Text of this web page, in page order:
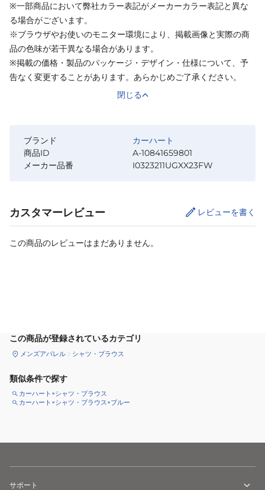
※一部商品において弊社カラー表記がメーカーカラー表記と異な
る場合がございます。
※ブラウザやお使いのモニター環境により、掲載画像と実際の商
品の色味が若干異なる場合があります。
※掲載の価格・製品のパッケージ・デザイン・仕様について、予
告なく変更することがあります。あらかじめご了承ください。
閉じる
ブランド
カーハート
商品ID
A-10841659801
メーカー品番
I0323211UGXX23FW
カスタマーレビュー レビューを書く
この商品のレビューはまだありません。
この商品が登録されているカテゴリ
メンズアパレル シャツ・ブラウス
類似条件で探す
カーハート×シャツ・ブラウス
カーハート×シャツ・ブラウス×ブルー
サポート